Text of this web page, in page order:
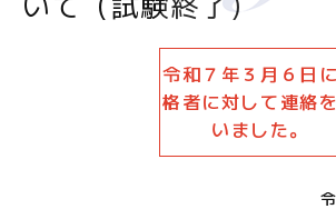
令和７年３月６日
格者に対して連絡
いました。